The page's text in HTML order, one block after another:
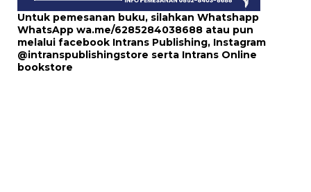
Untuk pemesanan buku, silahkan Whatshapp
WhatsApp wa.me/6285284038688 atau pun
melalui facebook Intrans Publishing, Instagram
@intranspublishingstore serta Intrans Online
bookstore